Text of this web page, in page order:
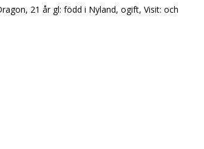
21 år gl: född i Nyland, ogift, Visit: och